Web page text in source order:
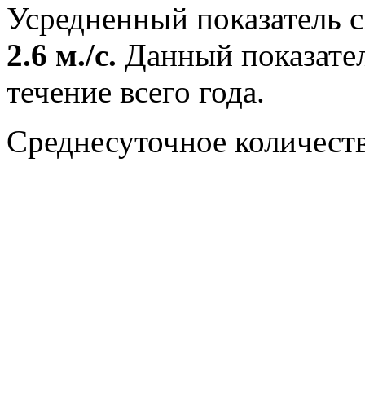
Усредненный показатель
2.6 м./с. Данный
течение всего года.
Среднесуточное